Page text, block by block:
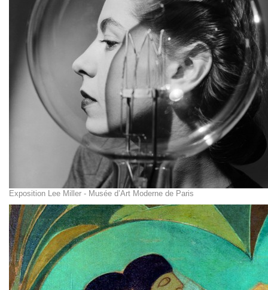
Exposition Lee Miller - Musée d’Art Moderne de Paris